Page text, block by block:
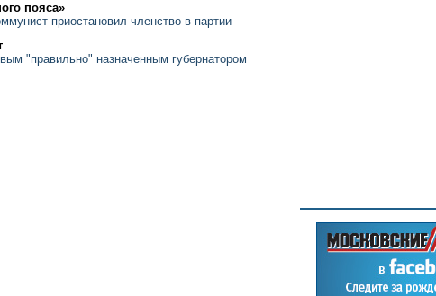
пояса»
приостановил членство в партии
"правильно" назначенным губернатором